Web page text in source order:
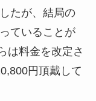
たが、結局の
ていることが
は料金を改定さ
円頂戴して